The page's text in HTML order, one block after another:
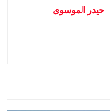
حيدر الموسوى